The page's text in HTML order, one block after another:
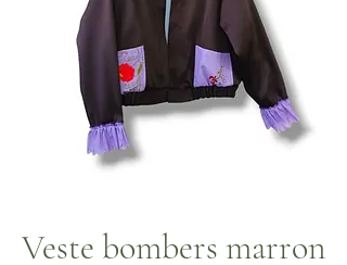
Veste bombers marron